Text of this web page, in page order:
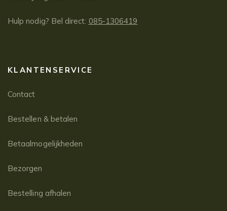
Hulp nodig? Bel direct: 085-1306419
KLANTENSERVICE
Contact
Bestellen & betalen
Betaalmogelijkheden
Bezorgen
Bestelling afhalen